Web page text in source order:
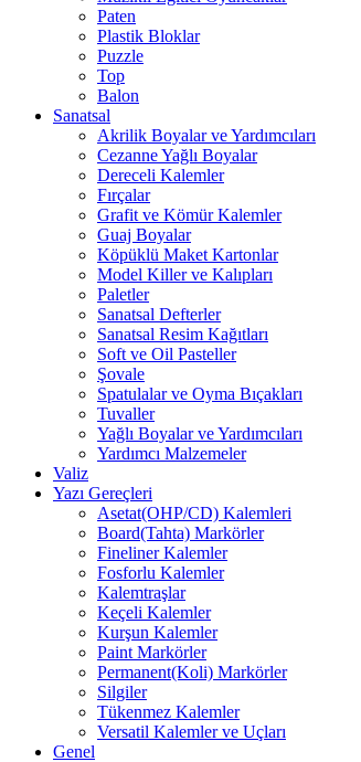
Paten
Plastik Bloklar
Puzzle
Top
Balon
Sanatsal
Akrilik Boyalar ve Yardımcıları
Cezanne Yağlı Boyalar
Dereceli Kalemler
Fırçalar
Grafit ve Kömür Kalemler
Guaj Boyalar
Köpüklü Maket Kartonlar
Model Killer ve Kalıpları
Paletler
Sanatsal Defterler
Sanatsal Resim Kağıtları
Soft ve Oil Pasteller
Şovale
Spatulalar ve Oyma Bıçakları
Tuvaller
Yağlı Boyalar ve Yardımcıları
Yardımcı Malzemeler
Valiz
Yazı Gereçleri
Asetat(OHP/CD) Kalemleri
Board(Tahta) Markörler
Fineliner Kalemler
Fosforlu Kalemler
Kalemtraşlar
Keçeli Kalemler
Kurşun Kalemler
Paint Markörler
Permanent(Koli) Markörler
Silgiler
Tükenmez Kalemler
Versatil Kalemler ve Uçları
Genel